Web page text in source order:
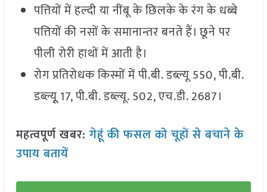
पत्तियों में हल्दी या नींबू के छिलके के रंग के धब्बे
पत्तियों की नसों के समानान्तर बनते हैं। छूने पर
पीली रोरी हाथों में आती है।
रोग प्रतिरोधक किस्मों में पी.बी. डब्ल्यू 550, पी.बी.
डब्ल्यूू 17, पी.बी. डब्ल्यू. 502, एच.डी. 2687।
महत्वपूर्ण खबर:गेहूं की फसल को चूहों से बचाने के
उपाय बतायें